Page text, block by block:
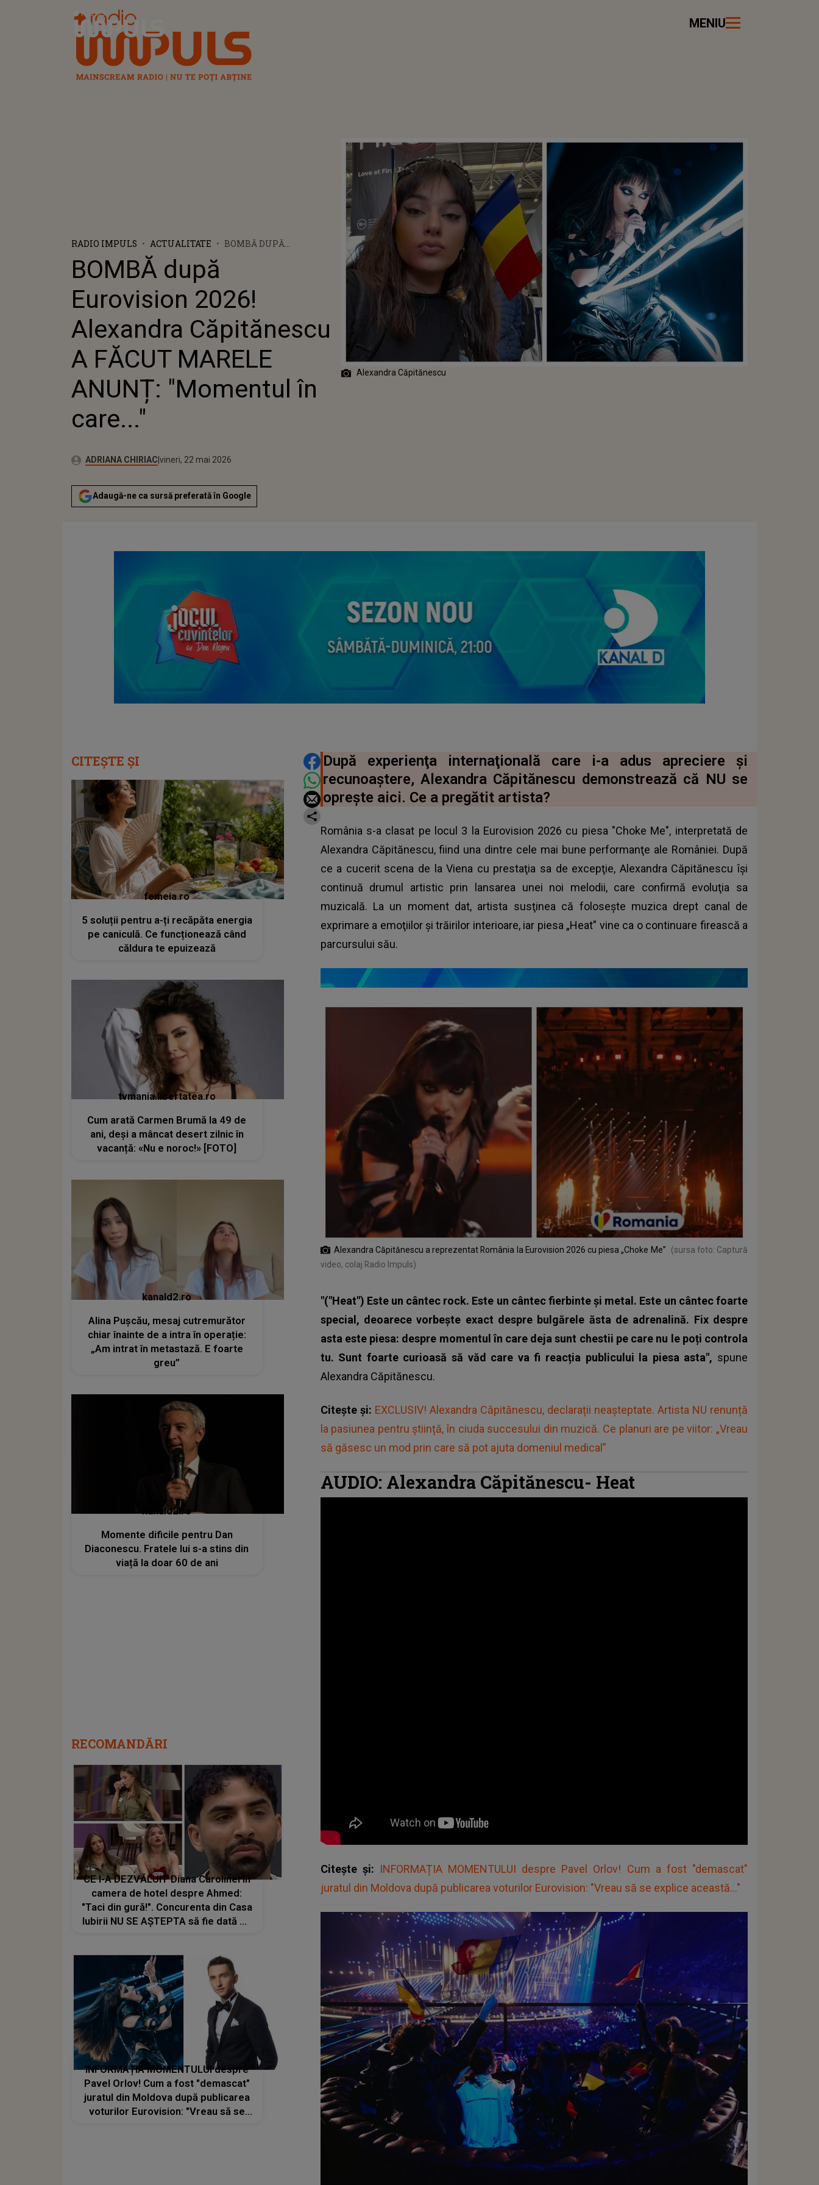
Radio Impuls MENIU
RADIO IMPULS ACTUALITATE
BOMBĂ DUPĂ
MARELE ANUNȚ:
"MOMENTUL ÎN CARE..."
BOMBĂ după
Eurovision 2026!
Alexandra Căpitănescu
A FĂCUT MARELE
ANUNȚ: "Momentul în
care..."
Autor:ADRIANA CHIRIACPublicat:
vineri, 22 mai 2026
Actualizat:
vineri, 22 mai 2026
Adaugă-ne ca sursă preferată în Google
Alexandra Căpitănescu
DISTRIBUIE ARTICOLUL
După experienţa internaţională care i-a adus apreciere și
recunoaștere, Alexandra Căpitănescu demonstrează că NU se
oprește aici. Ce a pregătit artista?
România s-a clasat pe locul 3 la Eurovision 2026 cu piesa "Choke Me", interpretată de
Alexandra Căpitănescu, fiind una dintre cele mai bune performanţe ale României. După
ce a cucerit scena de la Viena cu prestaţia sa de excepţie, Alexandra Căpitănescu își
continuă drumul artistic prin lansarea unei noi melodii, care confirmă evoluţia sa
muzicală. La un moment dat, artista susţinea că folosește muzica drept canal de
exprimare a emoţiilor și trăirilor interioare, iar piesa „Heat” vine ca o continuare firească a
parcursului său.
Alexandra Căpitănescu a reprezentat România la Eurovision 2026 cu piesa „Choke Me”
(sursa foto: Captură
video, colaj Radio Impuls)
"("Heat") Este un cântec rock. Este un cântec fierbinte și metal. Este un cântec foarte
special, deoarece vorbește exact despre bulgărele ăsta de adrenalină. Fix despre
asta este piesa: despre momentul în care deja sunt chestii pe care nu le poți controla
tu. Sunt foarte curioasă să văd care va fi reacția publicului la piesa asta", spune
Alexandra Căpitănescu.
Citește și: EXCLUSIV! Alexandra Căpitănescu, declarații neașteptate. Artista NU renunță
la pasiunea pentru știință, în ciuda succesului din muzică. Ce planuri are pe viitor: „Vreau
să găsesc un mod prin care să pot ajuta domeniul medical”
AUDIO: Alexandra Căpitănescu- Heat
Citește și: INFORMAȚIA MOMENTULUI despre Pavel Orlov! Cum a fost "demascat"
juratul din Moldova după publicarea voturilor Eurovision: "Vreau să se explice această..."
CITEȘTE ȘI
femeia.ro
5 soluții pentru a-ți recăpăta energia
pe caniculă. Ce funcționează când
căldura te epuizează
tvmania.libertatea.ro
Cum arată Carmen Brumă la 49 de
ani, deși a mâncat desert zilnic în
vacanță: «Nu e noroc!» [FOTO]
kanald2.ro
Alina Pușcău, mesaj cutremurător
chiar înainte de a intra în operație:
„Am intrat în metastază. E foarte
greu”
kanald2.ro
Momente dificile pentru Dan
Diaconescu. Fratele lui s-a stins din
viață la doar 60 de ani
RECOMANDĂRI
CE I-A DEZVĂLUIT Diana Carolinei în
camera de hotel despre Ahmed:
"Taci din gură!". Concurenta din Casa
Iubirii NU SE AȘTEPTA să fie dată de
INFORMAȚIA MOMENTULUI despre
Pavel Orlov! Cum a fost "demascat"
juratul din Moldova după publicarea
voturilor Eurovision: "Vreau să se